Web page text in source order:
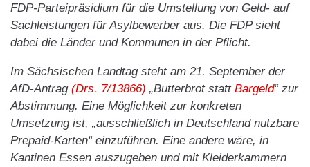
FDP-Parteipräsidium für die Umstellung von Geld- auf
Sachleistungen für Asylbewerber aus. Die FDP sieht
dabei die Länder und Kommunen in der Pflicht.
Im Sächsischen Landtag steht am 21. September der
AfD-Antrag (Drs. 7/13866) „Butterbrot statt Bargeld“ zur
Abstimmung. Eine Möglichkeit zur konkreten
Umsetzung ist, „ausschließlich in Deutschland nutzbare
Prepaid-Karten“ einzuführen. Eine andere wäre, in
Kantinen Essen auszugeben und mit Kleiderkammern